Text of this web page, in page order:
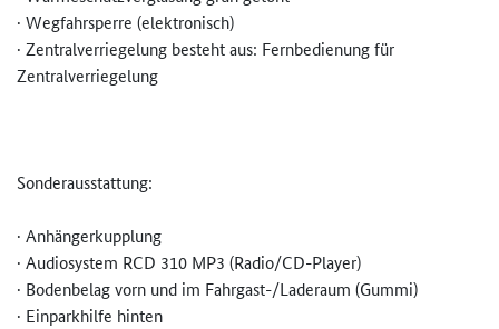
· Wegfahrsperre (elektronisch)
· Zentralverriegelung besteht aus: Fernbedienung für
Zentralverriegelung
Sonderausstattung:
· Anhängerkupplung
· Audiosystem RCD 310 MP3 (Radio/CD-Player)
· Bodenbelag vorn und im Fahrgast-/Laderaum (Gummi)
· Einparkhilfe hinten